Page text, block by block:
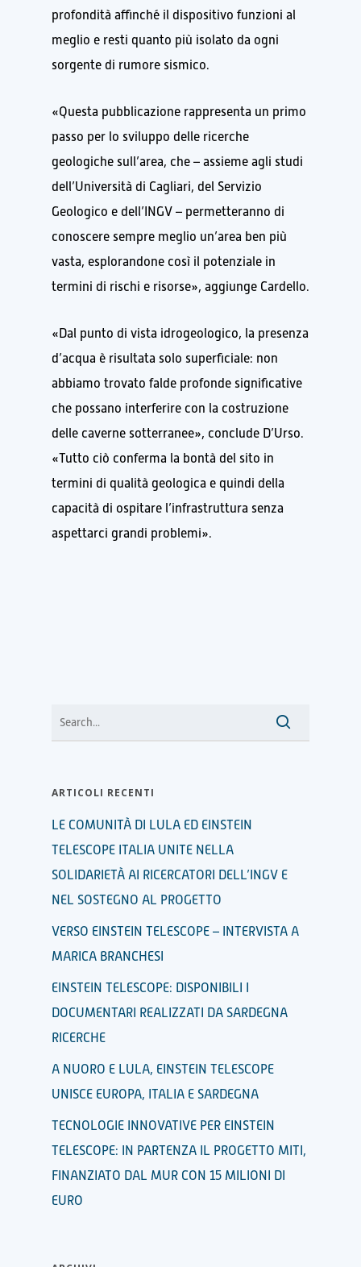
profondità affinché il dispositivo funzioni al
meglio e resti quanto più isolato da ogni
sorgente di rumore sismico.
«Questa pubblicazione rappresenta un primo
passo per lo sviluppo delle ricerche
geologiche sull’area, che – assieme agli studi
dell’Università di Cagliari, del Servizio
Geologico e dell’INGV – permetteranno di
conoscere sempre meglio un’area ben più
vasta, esplorandone così il potenziale in
termini di rischi e risorse», aggiunge Cardello.
«Dal punto di vista idrogeologico, la presenza
d’acqua è risultata solo superficiale: non
abbiamo trovato falde profonde significative
che possano interferire con la costruzione
delle caverne sotterranee», conclude D’Urso.
«Tutto ciò conferma la bontà del sito in
termini di qualità geologica e quindi della
capacità di ospitare l’infrastruttura senza
aspettarci grandi problemi».
ARTICOLI RECENTI
LE COMUNITÀ DI LULA ED EINSTEIN
TELESCOPE ITALIA UNITE NELLA
SOLIDARIETÀ AI RICERCATORI DELL’INGV E
NEL SOSTEGNO AL PROGETTO
VERSO EINSTEIN TELESCOPE – INTERVISTA A
MARICA BRANCHESI
EINSTEIN TELESCOPE: DISPONIBILI I
DOCUMENTARI REALIZZATI DA SARDEGNA
RICERCHE
A NUORO E LULA, EINSTEIN TELESCOPE
UNISCE EUROPA, ITALIA E SARDEGNA
TECNOLOGIE INNOVATIVE PER EINSTEIN
TELESCOPE: IN PARTENZA IL PROGETTO MITI,
FINANZIATO DAL MUR CON 15 MILIONI DI
EURO